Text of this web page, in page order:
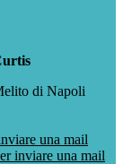
di Napoli
una mail
inviare una mail